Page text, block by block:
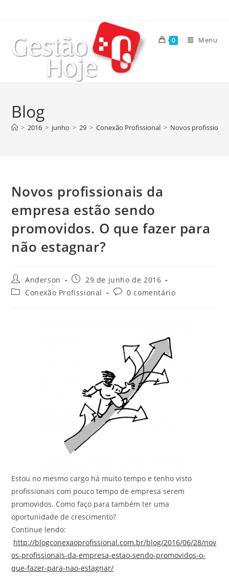
0 Menu
Blog
> 2016 > junho > 29 > Conexão Profissional > Novos
Novos profissionais da
empresa estão sendo
promovidos. O que fazer para
não estagnar?
Anderson
29 de junho de 2016
Conexão Profissional
0 comentário
Estou no mesmo cargo há muito tempo e tenho visto
profissionais com pouco tempo de empresa serem
promovidos. Como faço para também ter uma
oportunidade de crescimento?
Continue lendo:
http://blogconexaoprofissional.com.br/blog/2016/06/28/nov
os-profissionais-da-empresa-estao-sendo-promovidos-o-
que-fazer-para-nao-estagnar/